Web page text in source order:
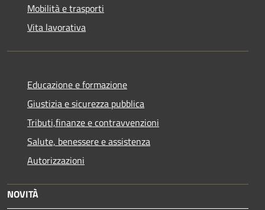
Mobilità e trasporti
Vita lavorativa
Educazione e formazione
Giustizia e sicurezza pubblica
Tributi,finanze e contravvenzioni
Salute, benessere e assistenza
Autorizzazioni
NOVITÀ